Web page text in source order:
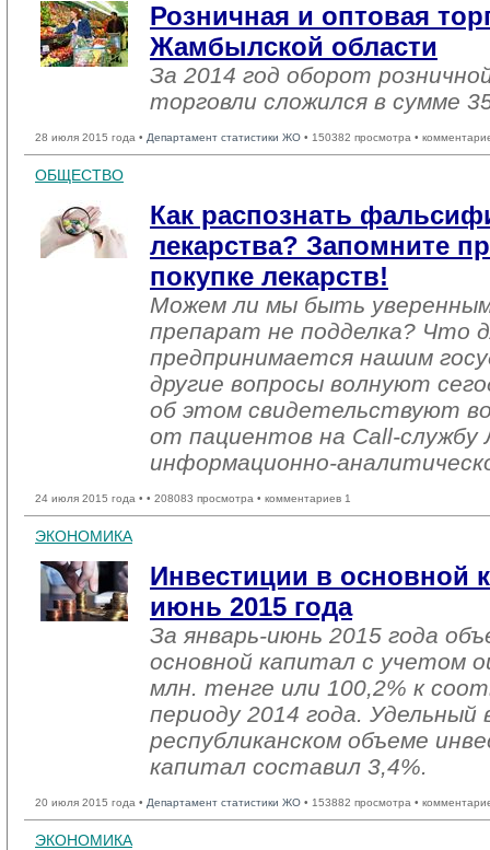
Розничная и оптовая
Жамбылской области
За 2014 год оборот
торговли сложился в сумме
28 июля 2015 года • Департамент статистики ЖО • 150382 просмотра •
ОБЩЕСТВО
Как распознать
лекарства? Запомните
покупке лекарств!
Можем ли мы быть
препарат не подделка? Что
предпринимается нашим
другие вопросы волнуют
об этом свидетельствуют
от пациентов на Call-службу
информационно-
24 июля 2015 года • • 208083 просмотра • комментариев 1
ЭКОНОМИКА
Инвестиции в основной
июнь 2015 года
За январь-июнь 2015 года
основной капитал с учетом
млн. тенге или 100,2% к
периоду 2014 года. Удельный
республиканском объеме
капитал составил 3,4%.
20 июля 2015 года • Департамент статистики ЖО • 153882 просмотра •
ЭКОНОМИКА